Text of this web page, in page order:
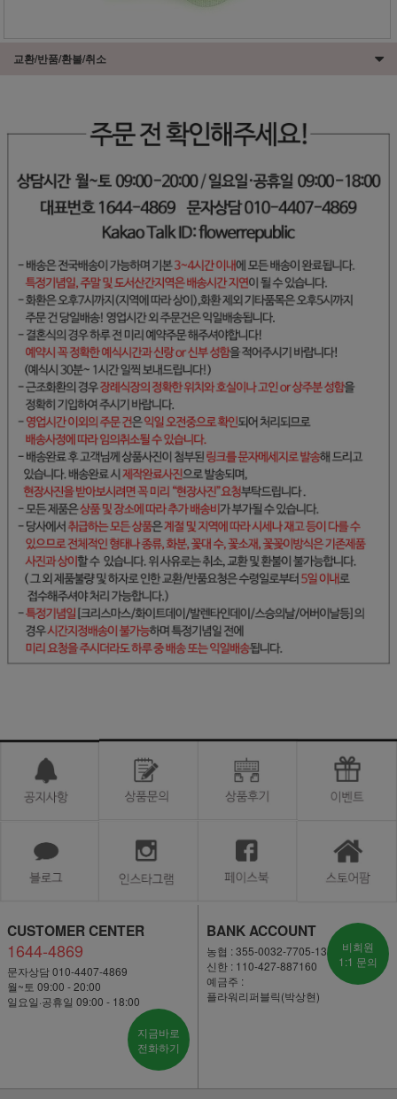
교환/반품/환불/취소
CUSTOMER CENTER
1644-4869
문자상담 010-4407-4869
월~토 09:00 - 20:00
일요일·공휴일 09:00 - 18:00
지금바로
전화하기
BANK ACCOUNT
농협 : 355-0032-7705-13
신한 : 110-427-887160
예금주 :
플라워리퍼블릭(박상현)
비회원
1:1 문의